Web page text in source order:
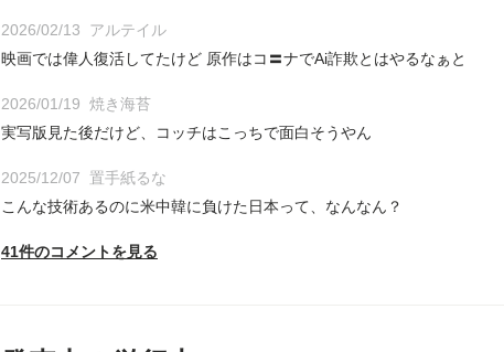
2026/02/13
アルテイル
映画では偉人復活してたけど 原作はコ〓︎ナでAi詐欺とはやるなぁと
2026/01/19 焼き海苔
実写版見た後だけど、コッチはこっちで面白そうやん
2025/12/07 置手紙るな
こんな技術あるのに米中韓に負けた日本って、なんなん？
41件のコメントを見る